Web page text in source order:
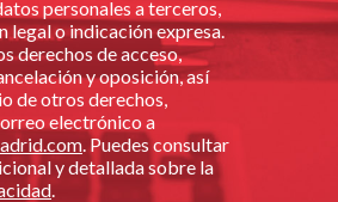
personales a terceros,
legal o indicación expresa.
derechos de acceso,
y oposición, así
de otros derechos,
electrónico a
. Puedes consultar
y detallada sobre la